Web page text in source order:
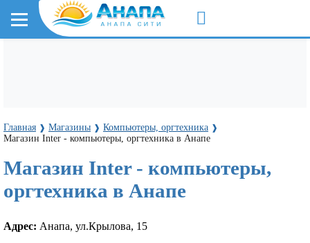
Главная ❱ Магазины ❱ Компьютеры, оргтехника ❱
Магазин Inter - компьютеры, оргтехника в Анапе
Магазин Inter - компьютеры,
оргтехника в Анапе
Адрес: Анапа, ул.Крылова, 15